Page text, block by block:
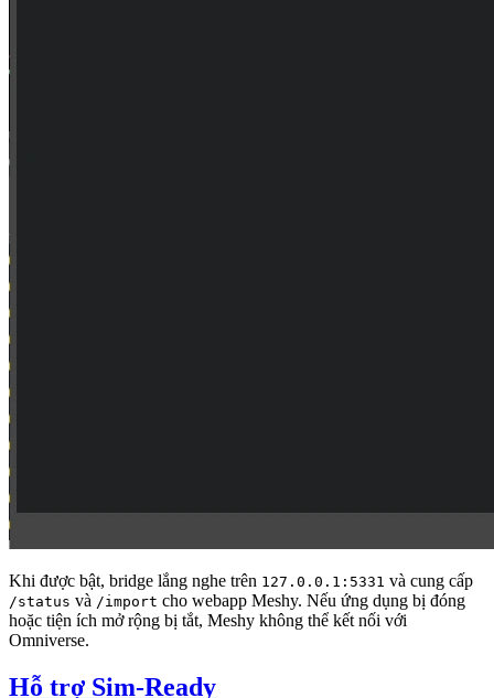
Khi được bật, bridge lắng nghe trên 127.0.0.1:5331 và cung cấp
/status và /import cho webapp Meshy. Nếu ứng dụng bị đóng
hoặc tiện ích mở rộng bị tắt, Meshy không thể kết nối với
Omniverse.
Hỗ trợ Sim-Ready